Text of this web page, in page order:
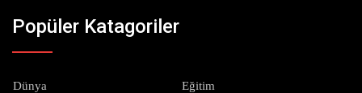
Popüler Katagoriler
Dünya Eğitim